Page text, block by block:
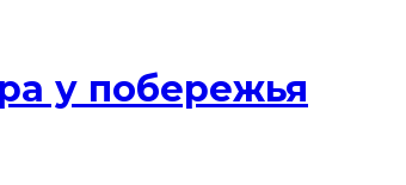
у побережья